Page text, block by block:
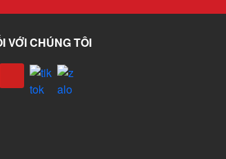
VỚI CHÚNG TÔI